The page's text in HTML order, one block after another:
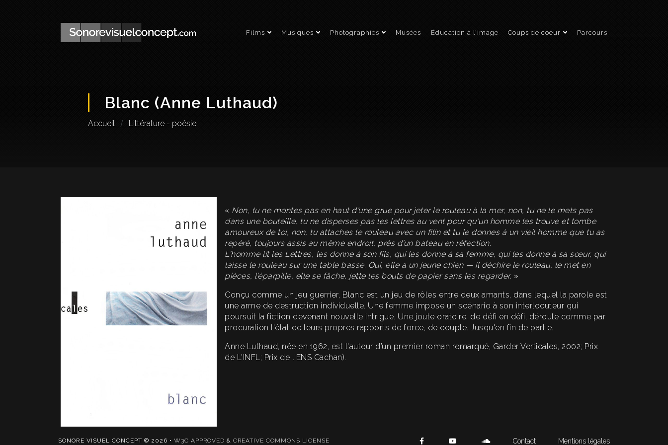
Films Musiques Photographies Musées Éducation à l'image Coups de coeur Parcours
Blanc (Anne Luthaud)
Accueil Littérature - poésie
« Non, tu ne montes pas en haut d’une grue pour jeter le rouleau à la mer, non, tu ne le mets pas
dans une bouteille, tu ne disperses pas les lettres au vent pour qu'un homme les trouve et tombe
amoureux de toi, non, tu attaches le rouleau avec un filin et tu le donnes à un vieil homme que tu as
repéré, toujours assis au même endroit, près d’un bateau en réfection.
L'homme lit les Lettres, les donne à son fils, qui les donne à sa femme, qui les donne à sa sœur, qui
laisse le rouleau sur une table basse. Oui, elle a un jeune chien — il déchire le rouleau, le met en
pièces, l’éparpille, elle se fâche, jette les bouts de papier sans les regarder. »
Conçu comme un jeu guerrier, Blanc est un jeu de rôles entre deux amants, dans lequel la parole est
une arme de destruction individuelle. Une femme impose un scénario à son interlocuteur qui
poursuit la fiction devenant nouvelle intrigue. Une joute oratoire, de défi en défi, déroule comme par
procuration l'état de leurs propres rapports de force, de couple. Jusqu'en fin de partie.
Anne Luthaud, née en 1962, est l'auteur d’un premier roman remarqué, Garder Verticales, 2002; Prix
de L'INFL; Prix de l'ENS Cachan).
SONORE VISUEL CONCEPT © 2026 • W3C APPROVED & CREATIVE COMMONS LICENSE Contact Mentions légales